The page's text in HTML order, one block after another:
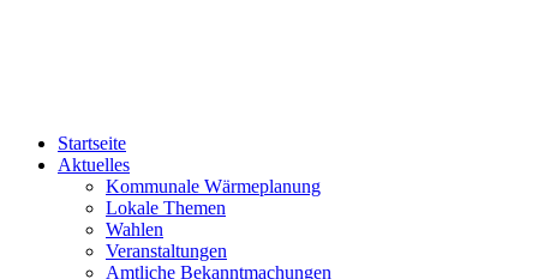
Startseite
Aktuelles
Kommunale Wärmeplanung
Lokale Themen
Wahlen
Veranstaltungen
Amtliche Bekanntmachungen